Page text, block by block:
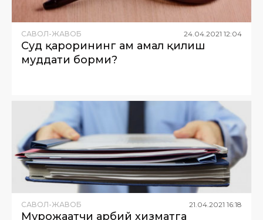
САВОЛ-ЖАВОБ 24.04.2021 12:04
Суд қарорининг ҳам амал қилиш
муддати борми?
САВОЛ-ЖАВОБ 21.04.2021 16:18
Мурожаатчи ҳарбий хизматга